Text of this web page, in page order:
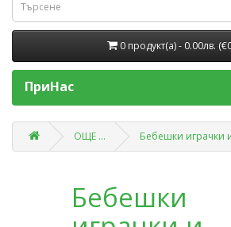
0 продукт(a) - 0.00лв.
ПриНас
ОЩЕ ... Бебешки играчки
Бебешки